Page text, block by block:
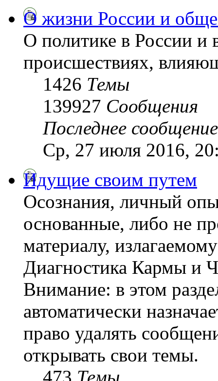
О жизни России и
О политике в России и
происшествиях,
1426 Темы
139927 Сообщения
Последнее сообщение
Ср, 27 июля 2016,
Идущие своим путем
Осознания, личный
основанные, либо не
материалу,
Диагностика Кармы и
Внимание: в этом
автоматически
право удалять
открывать свои темы.